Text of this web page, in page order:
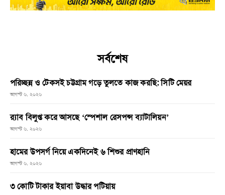
সর্বশেষ
পরিচ্ছন্ন ও টেকসই চট্টগ্রাম গড়ে তুলতে কাজ করছি: সিটি মেয়র
আগস্ট ৬, ২০২৬
র‌্যাব বিলুপ্ত করে আসছে ‘স্পেশাল রেসপন্স ব্যাটালিয়ন’
আগস্ট ৬, ২০২৬
হামের উপসর্গ নিয়ে একদিনেই ৬ শিশুর প্রাণহানি
আগস্ট ৬, ২০২৬
৩ কোটি টাকার ইয়াবা উদ্ধার পটিয়ায়